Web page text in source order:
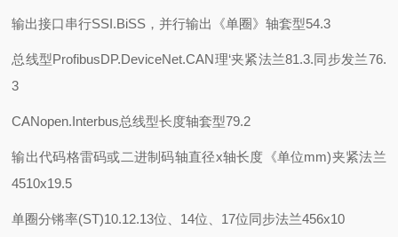
输出接口串行SSI.BiSS，并行输出《单圈》轴套型54.3
总线型ProfibusDP.DeviceNet.CAN理‘夹紧法兰81.3.同步发兰76.
3
CANopen.Interbus总线型长度轴套型79.2
输出代码格雷码或二进制码轴直径x轴长度《单位mm)夹紧法兰
4510x19.5
单圈分锵率(ST)10.12.13位、14位、17位同步法兰456x10